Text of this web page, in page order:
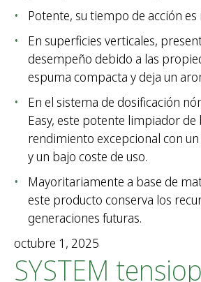
Potente, su tiempo de acción es
En superficies verticales,
desempeño debido a las
espuma compacta y deja un
En el sistema de dosificación
Easy, este potente limpiador
rendimiento excepcional con
y un bajo coste de uso.
Mayoritariamente a base de
este producto conserva los
generaciones futuras.
octubre 1, 2025
SYSTEM